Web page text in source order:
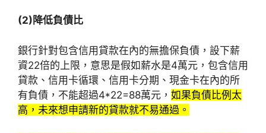
(2)降低負債比
銀行針對包含信用貸款在內的無擔保負債，設下薪
資22倍的上限，意思是假如薪水是4萬元，包含信用
貸款、信用卡循環、信用卡分期、現金卡在內的所
有負債，不能超過4*22=88萬元， 如果負債比例太
高，未來想申請新的貸款就不易通過。